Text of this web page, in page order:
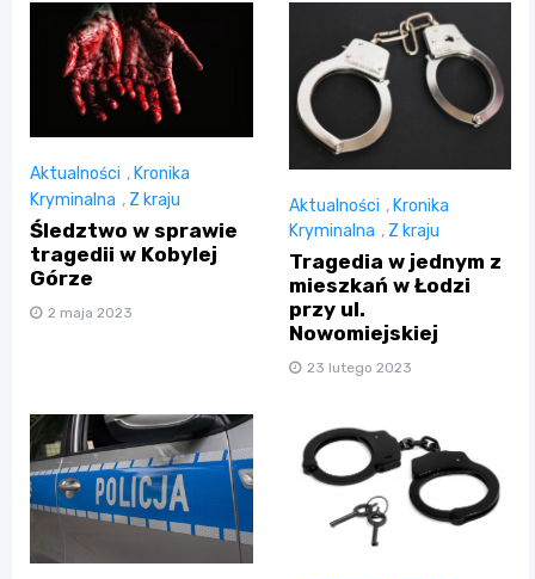
Aktualności , Kronika
Kryminalna , Z kraju
Śledztwo w sprawie
tragedii w Kobylej
Górze
2 maja 2023
Aktualności , Kronika
Kryminalna , Z kraju
Tragedia w jednym z
mieszkań w Łodzi
przy ul.
Nowomiejskiej
23 lutego 2023